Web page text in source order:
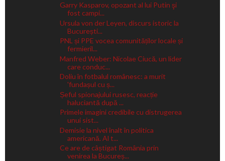
Garry Kasparov, opozant al lui Putin şi
fost campi...
Ursula von der Leyen, discurs istoric la
București...
PNL și PPE vocea comunităților locale și
fermieril...
Manfred Weber: Nicolae Ciucă, un lider
care conduc...
Doliu în fotbalul românesc: a murit
'fundașul cu ș...
Șeful spionajului rusesc, reacție
haluciantă după ...
Primele imagini credibile cu distrugerea
unui sist...
Demisie la nivel înalt în politica
americană. Al t...
Ce are de câștigat România prin
venirea la Bucureș...